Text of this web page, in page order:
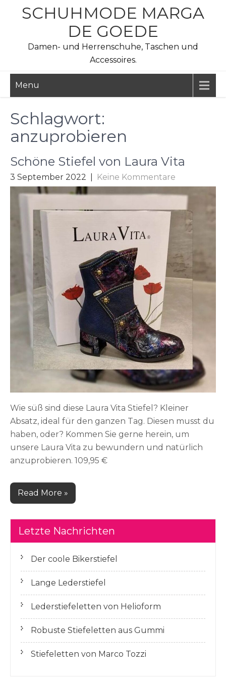
SCHUHMODE MARGA
DE GOEDE
Damen- und Herrenschuhe, Taschen und
Accessoires.
Menu
Schlagwort:
anzuprobieren
Schöne Stiefel von Laura Vita
3 September 2022 Keine Kommentare
Wie süß sind diese Laura Vita Stiefel? Kleiner
Absatz, ideal für den ganzen Tag. Diesen musst du
haben, oder? Kommen Sie gerne herein, um
unsere Laura Vita zu bewundern und natürlich
anzuprobieren. 109,95 €
Read More »
Letzte Nachrichten
Der coole Bikerstiefel
Lange Lederstiefel
Lederstiefeletten von Helioform
Robuste Stiefeletten aus Gummi
Stiefeletten von Marco Tozzi